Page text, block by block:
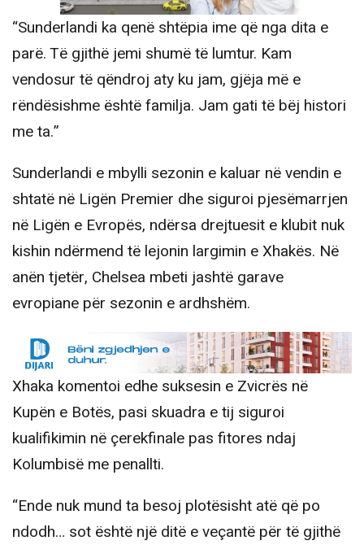
“Sunderlandi ka qenë shtëpia ime që nga dita e
parë. Të gjithë jemi shumë të lumtur. Kam
vendosur të qëndroj aty ku jam, gjëja më e
rëndësishme është familja. Jam gati të bëj histori
me ta.”
Sunderlandi e mbylli sezonin e kaluar në vendin e
shtatë në Ligën Premier dhe siguroi pjesëmarrjen
në Ligën e Evropës, ndërsa drejtuesit e klubit nuk
kishin ndërmend të lejonin largimin e Xhakës. Në
anën tjetër, Chelsea mbeti jashtë garave
evropiane për sezonin e ardhshëm.
Xhaka komentoi edhe suksesin e Zvicrës në
Kupën e Botës, pasi skuadra e tij siguroi
kualifikimin në çerekfinale pas fitores ndaj
Kolumbisë me penallti.
“Ende nuk mund ta besoj plotësisht atë që po
ndodh… sot është një ditë e veçantë për të gjithë